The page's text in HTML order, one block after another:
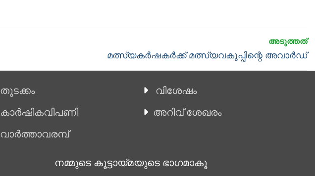
Next
മത്സ്യകര്‍ഷകര്‍ക്ക് മത്സ്യവകുപ്പിന്റെ അവാര്‍ഡ്
തുടക്കം
കാ‍ർഷികവിപണി
വാര്‍ത്താവരമ്പ്
വിശേഷം
അറിവ് ശേഖരം
നമ്മുടെ കൂട്ടായ്മയുടെ ഭാഗമാകൂ